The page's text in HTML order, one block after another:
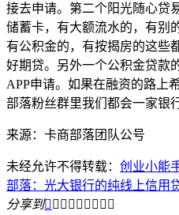
接去申请。第二个阳光随心贷
储蓄卡，有大额流水的，有别
有公积金的，有按揭房的这些
好期贷。另外一个公积金贷款
APP申请。如果在融资的路上
部落粉丝群里我们都会一家银
来源：卡商部落团队公号
未经允许不得转载： 创业小能
部落：光大银行的纯线上信用
分享到        